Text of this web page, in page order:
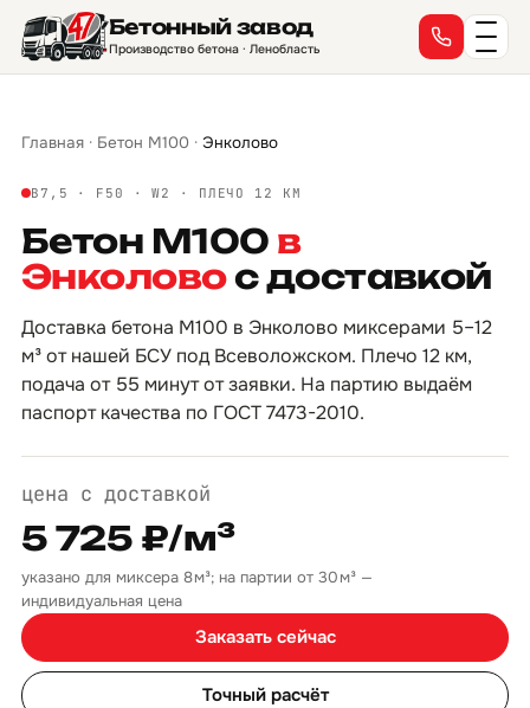
Бетонный завод
Производство бетона · Ленобласть
Главная · Бетон М100 · Энколово
B7,5 · F50 · W2 · ПЛЕЧО 12 КМ
Бетон М100 в
Энколовос доставкой
Доставка бетона М100 в Энколово миксерами 5–12
м³ от нашей БСУ под Всеволожском. Плечо 12 км,
подача от 55 минут от заявки. На партию выдаём
паспорт качества по ГОСТ 7473-2010.
цена с доставкой
5 725 ₽/м³
указано для миксера 8 м³; на партии от 30 м³ —
индивидуальная цена
Заказать сейчас
Точный расчёт